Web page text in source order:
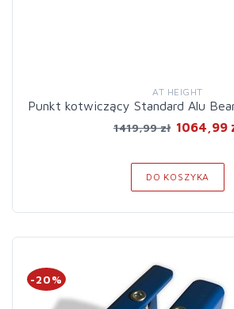
AT HEIGHT
Punkt kotwiczący Standard Alu
1419,99 zł 1064,99
DO KOSZYKA
-20%